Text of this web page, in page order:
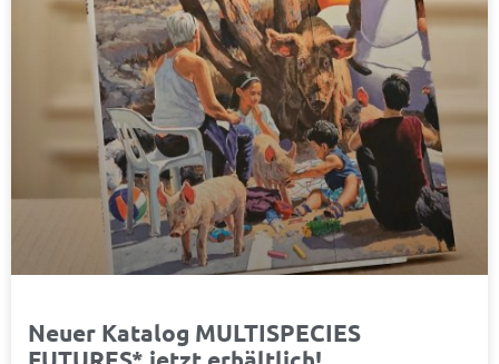
Neuer Katalog MULTISPECIES